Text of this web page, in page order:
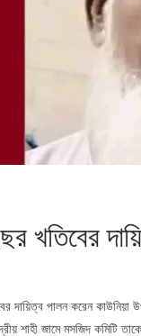
খতিবের
দায়িত্ব পালন করেন
শাহী জামে মসজিদ কমিটি তাকে